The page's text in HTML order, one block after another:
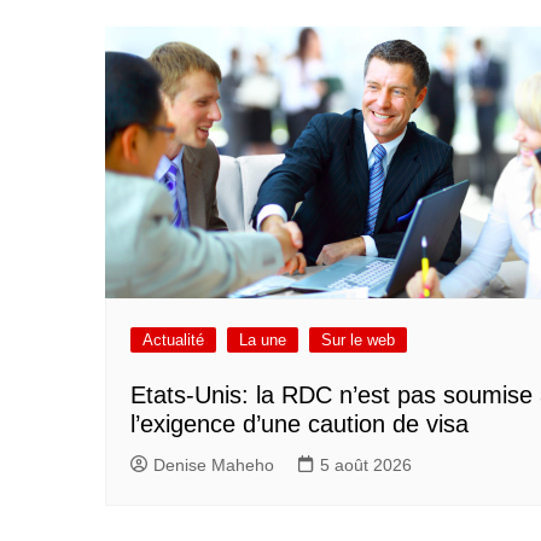
Actualité La une Sur le web
Etats-Unis: la RDC n’est pas soumise
l’exigence d’une caution de visa
Denise Maheho 5 août 2026